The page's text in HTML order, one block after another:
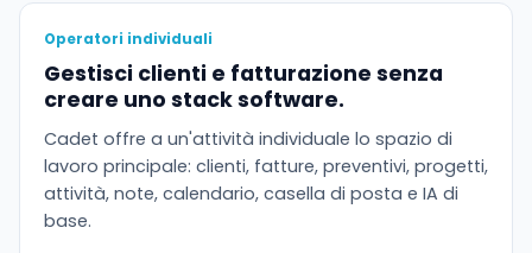
Operatori individuali
Gestisci clienti e fatturazione senza
creare uno stack software.
Cadet offre a un'attività individuale lo spazio di
lavoro principale: clienti, fatture, preventivi, progetti,
attività, note, calendario, casella di posta e IA di
base.